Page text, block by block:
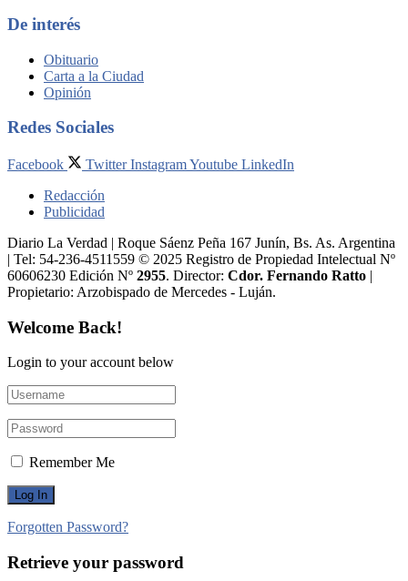
De interés
Obituario
Carta a la Ciudad
Opinión
Redes Sociales
Facebook Twitter InstagramYoutube LinkedIn
Redacción
Publicidad
Diario La Verdad | Roque Sáenz Peña 167 Junín, Bs. As. Argentina
| Tel: 54-236-4511559 © 2025 Registro de Propiedad Intelectual Nº
60606230 Edición Nº 2955. Director:​ Cdor. Fernando Ratto |
Propietario:​ Arzobispado de Mercedes - Luján.
Welcome Back!
Login to your account below
Remember Me
Forgotten Password?
Retrieve your password